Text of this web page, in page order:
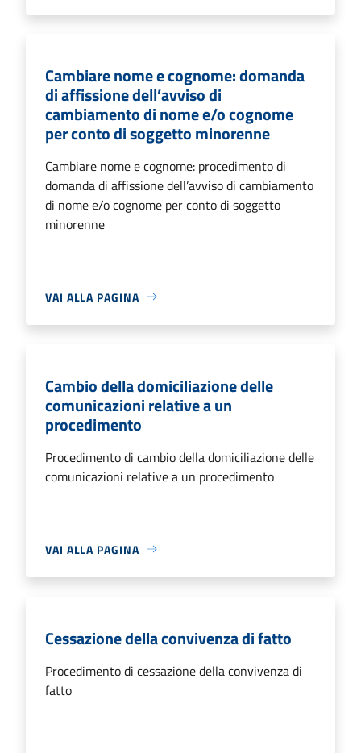
Cambiare nome e cognome: domanda
di affissione dell’avviso di
cambiamento di nome e/o cognome
per conto di soggetto minorenne
Cambiare nome e cognome: procedimento di
domanda di affissione dell’avviso di cambiamento
di nome e/o cognome per conto di soggetto
minorenne
VAI ALLA PAGINA
Cambio della domiciliazione delle
comunicazioni relative a un
procedimento
Procedimento di cambio della domiciliazione delle
comunicazioni relative a un procedimento
VAI ALLA PAGINA
Cessazione della convivenza di fatto
Procedimento di cessazione della convivenza di
fatto